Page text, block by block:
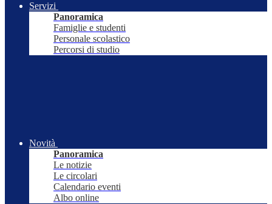
Servizi
Panoramica
Famiglie e studenti
Personale scolastico
Percorsi di studio
Novità
Panoramica
Le notizie
Le circolari
Calendario eventi
Albo online